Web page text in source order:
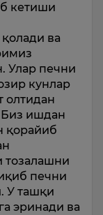
кетиши
ва
Улар печни
кунлар
олтидан
ишдан
қорайиб
тозалашни
печни
У ташқи
эринади ва